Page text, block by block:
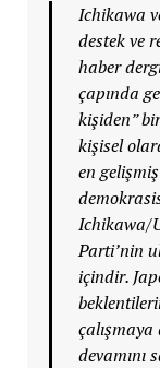
Ichikawa
destek ve
haber
çapında
kişiden”
kişisel
en
Ichikawa/
Parti’nin
içindir.
devamını